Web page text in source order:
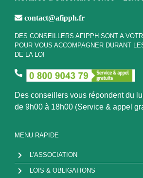
contact@afipph.fr
DES CONSEILLERS AFIPPH SONT A
POUR VOUS ACCOMPAGNER DURANT
DE LA LOI
Des conseillers vous répondent du
de 9h00 à 18h00 (Service & appel
MENU RAPIDE
L’ASSOCIATION
LOIS & OBLIGATIONS